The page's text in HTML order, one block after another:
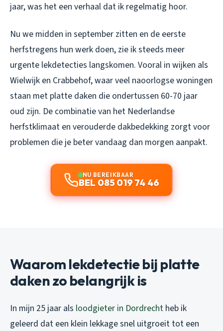
jaar, was het een verhaal dat ik regelmatig hoor.
Nu we midden in september zitten en de eerste
herfstregens hun werk doen, zie ik steeds meer
urgente lekdetecties langskomen. Vooral in wijken als
Wielwijk en Crabbehof, waar veel naoorlogse woningen
staan met platte daken die ondertussen 60-70 jaar
oud zijn. De combinatie van het Nederlandse
herfstklimaat en verouderde dakbedekking zorgt voor
problemen die je beter vandaag dan morgen aanpakt.
NU BEREIKBAAR
BEL 085 019 74 46
Waarom lekdetectie bij platte
daken zo belangrijk is
In mijn 25 jaar als loodgieter in Dordrecht heb ik
geleerd dat een klein lekkage snel uitgroeit tot een